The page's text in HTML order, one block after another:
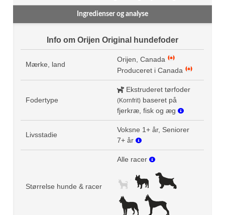
Ingredienser og analyse
Info om Orijen Original hundefoder
Mærke, land
Orijen, Canada
Produceret i Canada
Fodertype
Ekstruderet tørfoder
(Kornfrit) baseret på
fjerkræ, fisk og æg
Livsstadie
Voksne 1+ år, Seniorer
7+ år
Størrelse hunde & racer
Alle racer